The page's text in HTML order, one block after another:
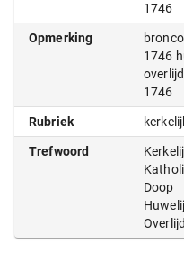
1746
Opmerking
1746
1746
Rubriek
Trefwoord
Doop